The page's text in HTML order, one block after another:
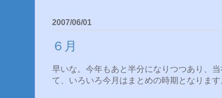
2007/06/01
６月
早いな。今年もあと半分になりつつあり、
て、いろいろ今月はまとめの時期となりま